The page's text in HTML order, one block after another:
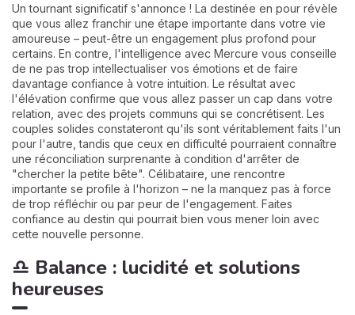
Un tournant significatif s'annonce ! La destinée en pour révèle
que vous allez franchir une étape importante dans votre vie
amoureuse – peut-être un engagement plus profond pour
certains. En contre, l'intelligence avec Mercure vous conseille
de ne pas trop intellectualiser vos émotions et de faire
davantage confiance à votre intuition. Le résultat avec
l'élévation confirme que vous allez passer un cap dans votre
relation, avec des projets communs qui se concrétisent. Les
couples solides constateront qu'ils sont véritablement faits l'un
pour l'autre, tandis que ceux en difficulté pourraient connaître
une réconciliation surprenante à condition d'arrêter de
"chercher la petite bête". Célibataire, une rencontre
importante se profile à l'horizon – ne la manquez pas à force
de trop réfléchir ou par peur de l'engagement. Faites
confiance au destin qui pourrait bien vous mener loin avec
cette nouvelle personne.
♎ Balance : lucidité et solutions
heureuses